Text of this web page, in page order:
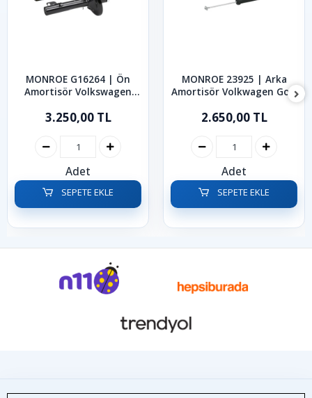
MONROE G16264 | Ön
Amortisör Volkswagen
3.250,00 TL
Adet
SEPETE EKLE
MONROE 23925 | Arka
Amortisör Volkwagen Golf
2.650,00 TL
Adet
SEPETE EKLE